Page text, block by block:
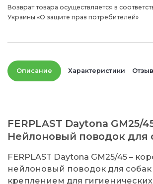
Возврат товара осуществляется в
Украины «О защите прав потребителей»
Описание Характеристики
FERPLAST Daytona GM25/
Нейлоновый поводок для
FERPLAST Daytona GM25/45 –
нейлоновый поводок для собак
креплением для гигиенических